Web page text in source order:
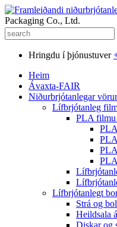
Packaging Co., Ltd.
Hringdu í þjónustuver
Heim
Ávaxta-FAIR
Niðurbrjótanlegar vörur
Lífbrjótanleg
PLA filmu
Lífbrjótanlegt
Strá og
Heildsala
Diskar og